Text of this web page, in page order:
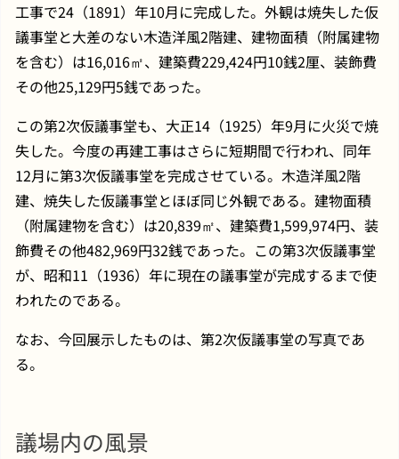
工事で24（1891）年10月に完成した。外観は焼失した仮
議事堂と大差のない木造洋風2階建、建物面積（附属建物
を含む）は16,016㎡、建築費229,424円10銭2厘、装飾費
その他25,129円5銭であった。
この第2次仮議事堂も、大正14（1925）年9月に火災で焼
失した。今度の再建工事はさらに短期間で行われ、同年
12月に第3次仮議事堂を完成させている。木造洋風2階
建、焼失した仮議事堂とほぼ同じ外観である。建物面積
（附属建物を含む）は20,839㎡、建築費1,599,974円、装
飾費その他482,969円32銭であった。この第3次仮議事堂
が、昭和11（1936）年に現在の議事堂が完成するまで使
われたのである。
なお、今回展示したものは、第2次仮議事堂の写真であ
る。
議場内の風景